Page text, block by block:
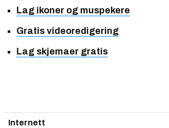
Lag ikoner og muspekere
Gratis videoredigering
Lag skjemaer gratis
Internett